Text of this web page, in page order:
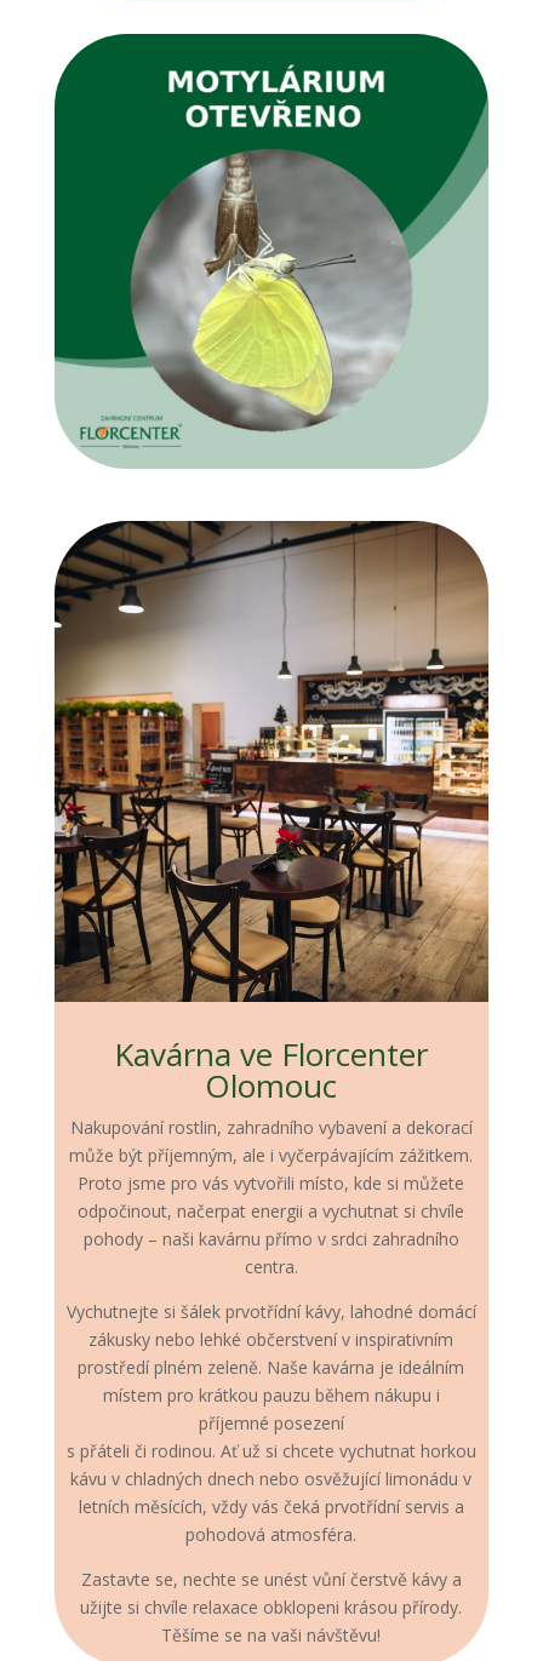
Kavárna ve Florcenter
Olomouc
Nakupování rostlin, zahradního vybavení a dekorací
může být příjemným, ale i vyčerpávajícím zážitkem.
Proto jsme pro vás vytvořili místo, kde si můžete
odpočinout, načerpat energii a vychutnat si chvíle
pohody – naši kavárnu přímo v srdci zahradního
centra.
Vychutnejte si šálek prvotřídní kávy, lahodné domácí
zákusky nebo lehké občerstvení v inspirativním
prostředí plném zeleně. Naše kavárna je ideálním
místem pro krátkou pauzu během nákupu i
příjemné posezení
s přáteli či rodinou. Ať už si chcete vychutnat horkou
kávu v chladných dnech nebo osvěžující limonádu v
letních měsících, vždy vás čeká prvotřídní servis a
pohodová atmosféra.
Zastavte se, nechte se unést vůní čerstvě kávy a
užijte si chvíle relaxace obklopeni krásou přírody.
Těšíme se na vaši návštěvu!